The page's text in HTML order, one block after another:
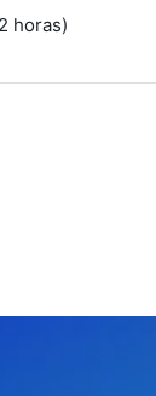
horas)